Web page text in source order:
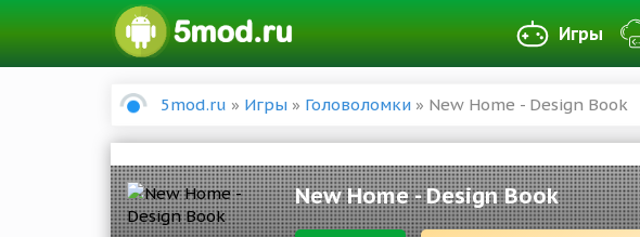
Игры
5mod.ru » Игры » Головоломки » New Home - Design Book
New Home - Design Book